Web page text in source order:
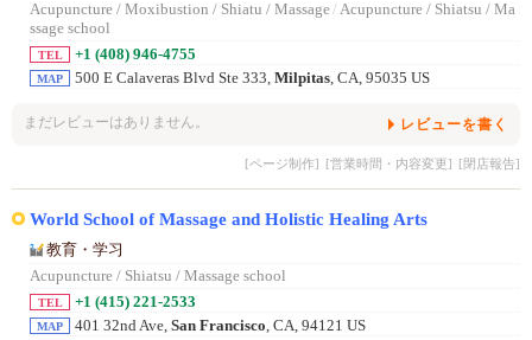
Acupuncture / Moxibustion / Shiatu / Massage/ Acupuncture / Shiatsu / Ma
ssage school
TEL +1 (408) 946-4755
MAP 500 E Calaveras Blvd Ste 333, Milpitas, CA, 95035 US
まだレビューはありません。 レビューを書く
[ページ制作] [営業時間・内容変更] [閉店報告]
World School of Massage and Holistic Healing Arts
教育・学习
Acupuncture / Shiatsu / Massage school
TEL +1 (415) 221-2533
MAP 401 32nd Ave, San Francisco, CA, 94121 US